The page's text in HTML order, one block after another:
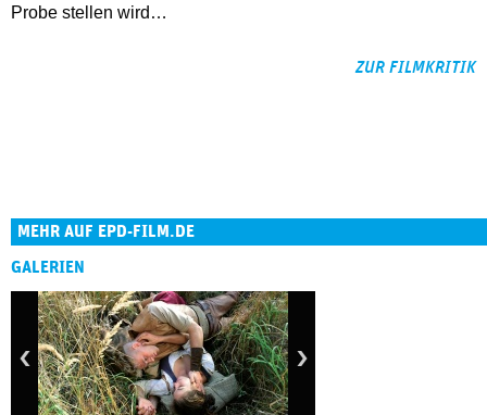
Probe stellen wird…
ZUR FILMKRITIK
MEHR AUF EPD-FILM.DE
GALERIEN